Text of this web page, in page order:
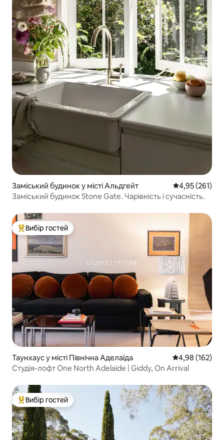
Заміський будинок у місті Альдгейт Середня
4,95 (261)
Заміський будинок Stone Gate. Чарівність і сучасність.
Топ вибір гостей
Вибір гостей
Таунхаус у місті Північна Аделаїда Середня
4,98 (162)
Студія-лофт One North Adelaide | Giddy, On Arrival
Топ вибір гостей
Вибір гостей